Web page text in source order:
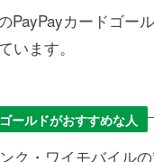
PayPayカードゴー
います。
ールドがおすすめな人
ク・ワイモバイル